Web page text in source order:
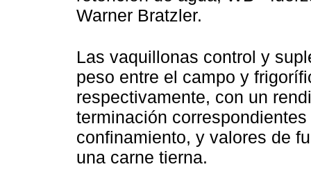
Warner Bratzler.
Las vaquillonas control y
peso entre el campo y
respectivamente, con un
terminación
confinamiento, y valores de
una carne tierna.